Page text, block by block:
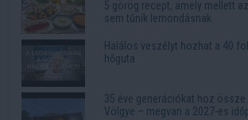
5 görög recept, amely mellett
sem tűnik lemondásnak
Halálos veszélyt hozhat a 40
hőguta
35 éve generációkat hoz
Völgye – megvan a 2027-es